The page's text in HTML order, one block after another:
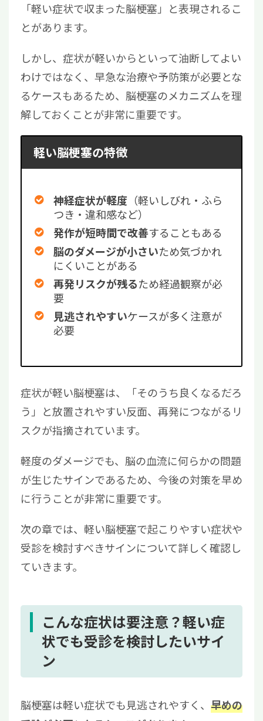
「軽い症状で収まった脳梗塞」と表現されるこ
とがあります。
しかし、症状が軽いからといって油断してよい
わけではなく、早急な治療や予防策が必要とな
るケースもあるため、脳梗塞のメカニズムを理
解しておくことが非常に重要です。
軽い脳梗塞の特徴
神経症状が軽度 （軽いしびれ・ふら
つき・違和感など）
発作が短時間で改善することもある
脳のダメージが小さいため気づかれ
にくいことがある
再発リスクが残るため経過観察が必
要
見逃されやすいケースが多く注意が
必要
症状が軽い脳梗塞は、「そのうち良くなるだろ
う」と放置されやすい反面、再発につながるリ
スクが指摘されています。
軽度のダメージでも、脳の血流に何らかの問題
が生じたサインであるため、今後の対策を早め
に行うことが非常に重要です。
次の章では、軽い脳梗塞で起こりやすい症状や
受診を検討すべきサインについて詳しく確認し
ていきます。
こんな症状は要注意？軽い症
状でも受診を検討したいサイ
ン
脳梗塞は軽い症状でも見逃されやすく、 早めの